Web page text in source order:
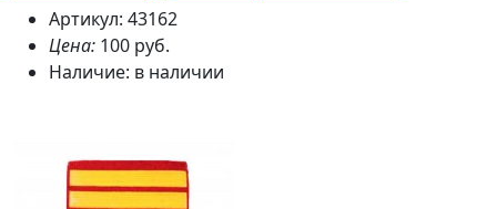
Артикул: 43162
Цена: 100 руб.
Наличие: в наличии